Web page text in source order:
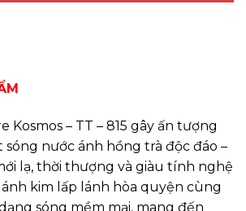
Kosmos – TT – 815 gây ấn tượng
sóng nước ánh hồng trà độc đáo –
lạ, thời thượng và giàu tính nghệ
kim lấp lánh hòa quyện cùng
sóng mềm mại, mang đến